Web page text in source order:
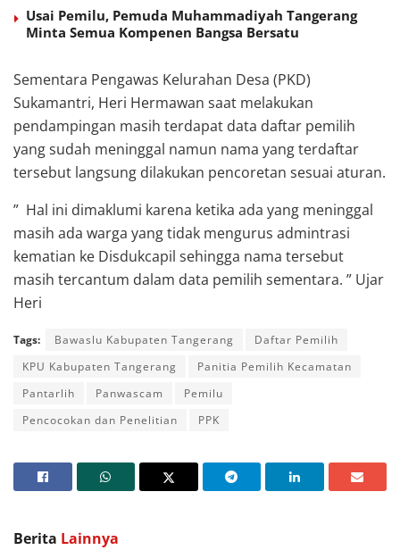
Usai Pemilu, Pemuda Muhammadiyah Tangerang
Minta Semua Kompenen Bangsa Bersatu
Sementara Pengawas Kelurahan Desa (PKD)
Sukamantri, Heri Hermawan saat melakukan
pendampingan masih terdapat data daftar pemilih
yang sudah meninggal namun nama yang terdaftar
tersebut langsung dilakukan pencoretan sesuai aturan.
” Hal ini dimaklumi karena ketika ada yang meninggal
masih ada warga yang tidak mengurus admintrasi
kematian ke Disdukcapil sehingga nama tersebut
masih tercantum dalam data pemilih sementara. ” Ujar
Heri
Tags: Bawaslu Kabupaten Tangerang
Daftar Pemilih
KPU Kabupaten Tangerang
Panitia Pemilih Kecamatan
Pantarlih
Panwascam
Pemilu
Pencocokan dan Penelitian
PPK
Berita Lainnya